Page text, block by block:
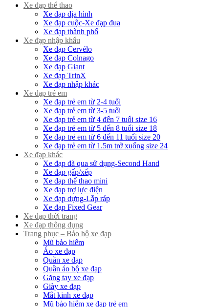
Xe đạp thể thao
Xe đạp địa hình
Xe đạp cuộc-Xe đạp đua
Xe đạp thành phố
Xe đạp nhập khẩu
Xe đạp Cervélo
Xe đạp Colnago
Xe đạp Giant
Xe đạp TrinX
Xe đạp nhập khác
Xe đạp trẻ em
Xe đạp trẻ em từ 2-4 tuổi
Xe đạp trẻ em từ 3-5 tuổi
Xe đạp trẻ em từ 4 đến 7 tuổi size 16
Xe đạp trẻ em từ 5 đến 8 tuổi size 18
Xe đạp trẻ em từ 6 đến 11 tuổi size 20
Xe đạp trẻ em từ 1.5m trở xuống size 24
Xe đạp khác
Xe đạp đã qua sử dụng-Second Hand
Xe đạp gấp/xếp
Xe đạp thể thao mini
Xe đạp trợ lực điện
Xe đạp dựng-Lắp ráp
Xe đạp Fixed Gear
Xe đạp thời trang
Xe đạp thông dụng
Trang phục – Bảo hộ xe đạp
Mũ bảo hiểm
Áo xe đạp
Quần xe đạp
Quần áo bộ xe đạp
Găng tay xe đạp
Giày xe đạp
Mắt kinh xe đạp
Mũ bảo hiểm xe đạp trẻ em